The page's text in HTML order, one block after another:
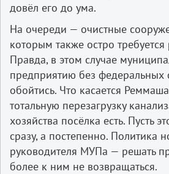
довёл его до ума.
На очереди — очистные
которым также остро требуется
Правда, в этом случае
предприятию без федеральных
обойтись. Что касается
тотальную перезагрузку
хозяйства посёлка есть. Пусть
сразу, а постепенно. Политика
руководителя МУПа — решать
более к ним не возвращаться.